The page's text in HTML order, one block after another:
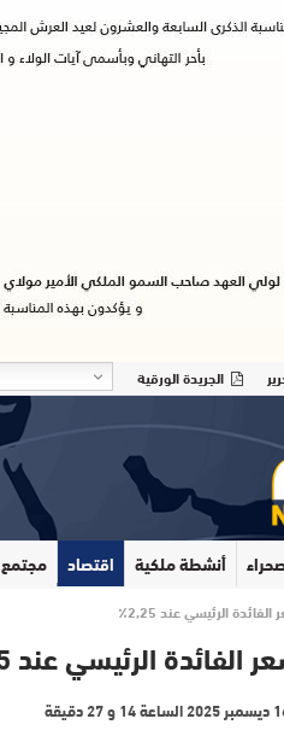
الجريدة الورقية
أنشطة ملكية اقتصاد مجتمع
الرئيسي عند 2,25٪
الرئيسي عند 2,25٪
و 27 دقيقة